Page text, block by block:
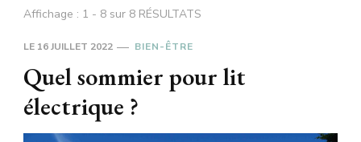
Affichage : 1 - 8 sur 8 RÉSULTATS
LE 16 JUILLET 2022 BIEN-ÊTRE
Quel sommier pour lit
électrique ?